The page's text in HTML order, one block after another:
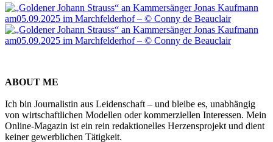
ABOUT ME
Ich bin Journalistin aus Leidenschaft – und bleibe es, unabhängig
von wirtschaftlichen Modellen oder kommerziellen Interessen. Mein
Online-Magazin ist ein rein redaktionelles Herzensprojekt und dient
keiner gewerblichen Tätigkeit.